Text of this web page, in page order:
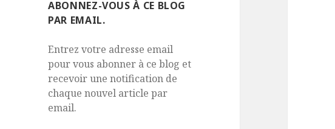
ABONNEZ-VOUS À CE BLOG
PAR EMAIL.
Entrez votre adresse email
pour vous abonner à ce blog et
recevoir une notification de
chaque nouvel article par
email.